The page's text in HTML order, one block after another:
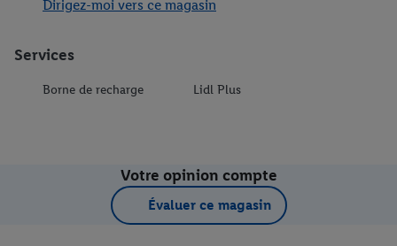
Dirigez-moi vers ce magasin
Services
Borne de recharge Lidl Plus
Votre opinion compte
Évaluer ce magasin